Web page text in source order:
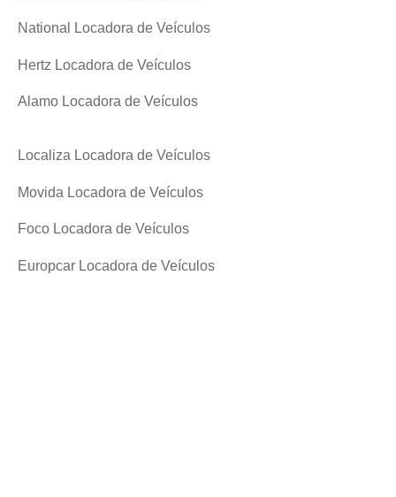
National Locadora de Veículos
Hertz Locadora de Veículos
Alamo Locadora de Veículos
Localiza Locadora de Veículos
Movida Locadora de Veículos
Foco Locadora de Veículos
Europcar Locadora de Veículos